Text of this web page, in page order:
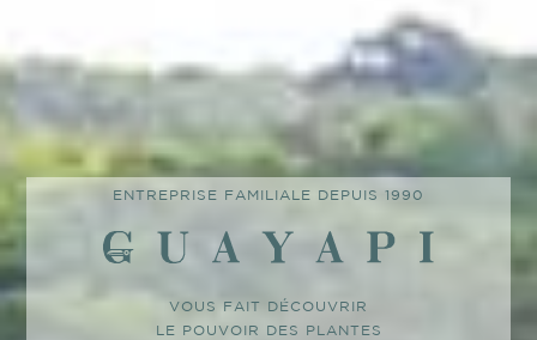
ENTREPRISE FAMILIALE DEPUIS 1990
VOUS FAIT DÉCOUVRIR
LE POUVOIR DES PLANTES